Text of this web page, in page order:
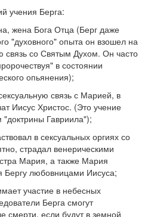
учения Берга:
жена Бога Отца (Берг даже
"духовного" опыта он взошел на
связь со Святым Духом. Он часто
в состоянии
опьянения);
связь с Марией, в
Иисус Христос. (Это учение
Гавриила");
в сексуальных оргиях со
страдал венерическими
Мария, а также Мария
Бергу любовницами Иисуса;
участие в небесных
Берга смогут
смерти, если будут в земной